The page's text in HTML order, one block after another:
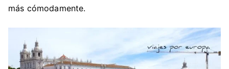
más cómodamente.